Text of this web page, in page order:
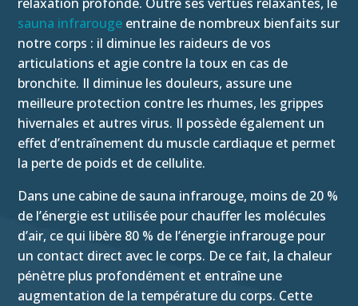
sauna infrarouge entraine de nombreux bienfaits sur
notre corps : il diminue les raideurs de vos
articulations et agie contre la toux en cas de
bronchite. Il diminue les douleurs, assure une
meilleure protection contre les rhumes, les grippes
hivernales et autres virus. Il possède également un
effet d’entraînement du muscle cardiaque et permet
la perte de poids et de cellulite.
Dans une cabine de sauna infrarouge, moins de 20 %
de l’énergie est utilisée pour chauffer les molécules
d’air, ce qui libère 80 % de l’énergie infrarouge pour
un contact direct avec le corps. De ce fait, la chaleur
pénètre plus profondément et entraîne une
augmentation de la température du corps. Cette